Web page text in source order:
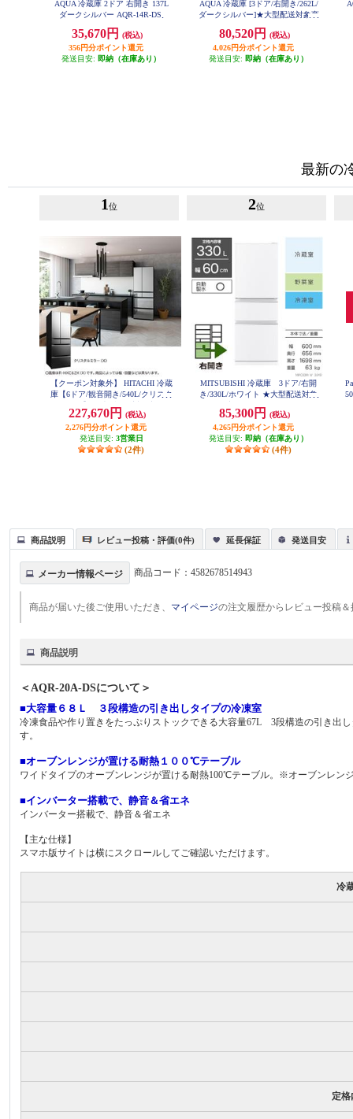
AQUA 冷蔵庫 2ドア 右開き 137L
ダークシルバー AQR-14R-DS
35,670円
(税込)
356円分ポイント還元
発送目安: 即納（在庫あり）
AQUA 冷蔵庫 [3ドア/右開き/262L/
ダークシルバー]★大型配送対象商
80,520円
(税込)
4,026円分ポイント還元
発送目安: 即納（在庫あり）
最新の
1 位
【クーポン対象外】 HITACHI 冷蔵
庫【6ドア/観音開き/540L/クリスタ
-HXC54X-X
227,670円
(税込)
2,276円分ポイント還元
発送目安: 3営業日
(2件)
2位
MITSUBISHI 冷蔵庫 3ドア/右開
き/330L/ホワイト ★大型配送対象
85,300円
(税込)
4,265円分ポイント還元
発送目安: 即納（在庫あり）
(4件)
商品説明 レビュー投稿・評価(0件) 延長保証 発送目安
メーカー情報ページ 商品コード：4582678514943
商品が届いた後ご使用いただき、 マイページの注文履歴からレビュー投稿
商品説明
＜AQR-20A-DSについて＞
■大容量６８Ｌ ３段構造の引き出しタイプの冷凍室
冷凍食品や作り置きをたっぷりストックできる大容量67L 3段構造の引き出
す。
■オーブンレンジが置ける耐熱１００℃テーブル
ワイドタイプのオーブンレンジが置ける耐熱100℃テーブル。※オーブンレン
■インバーター搭載で、静音＆省エネ
インバーター搭載で、静音＆省エネ
【主な仕様】
スマホ版サイトは横にスクロールしてご確認いただけます。
冷
定格